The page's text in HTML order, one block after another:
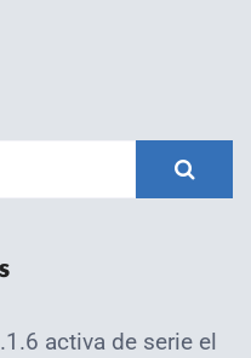
activa de serie el